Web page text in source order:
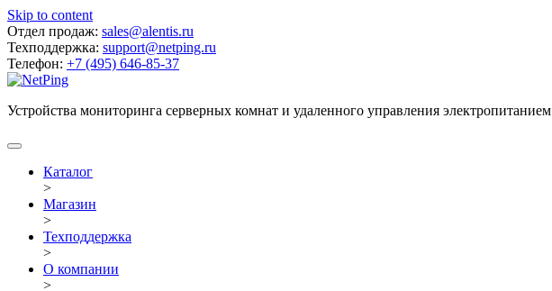
Skip to content
Отдел продаж: sales@alentis.ru
Техподдержка: support@netping.ru
Телефон: +7 (495) 646-85-37
Устройства мониторинга серверных комнат и удаленного управления электропитанием
Каталог
>
Магазин
>
Техподдержка
>
О компании
>